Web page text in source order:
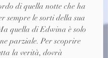
di quella notte che ha
sempre le sorti della sua
quella di Edwina è solo
parziale. Per scoprire
la verità, dovrà